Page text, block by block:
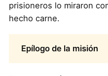
prisioneros lo miraron
hecho carne.
Epílogo de la misión